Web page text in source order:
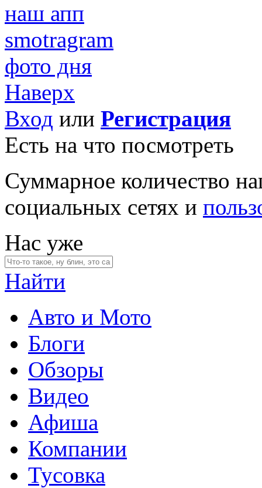
наш апп
smotragram
фото дня
Наверх
Вход или Регистрация
Есть на что посмотреть
Суммарное количество
социальных сетях и
Нас уже
Найти
Авто и Мото
Блоги
Обзоры
Видео
Афиша
Компании
Тусовка